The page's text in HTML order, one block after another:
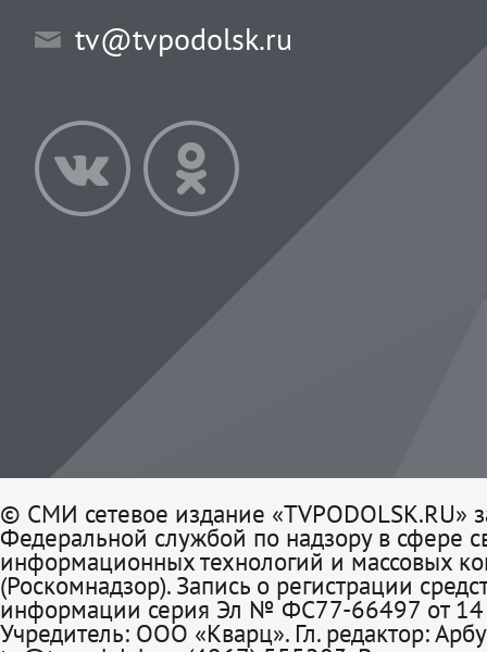
tv@tvpodolsk.ru
© СМИ сетевое издание «TVPODOLSK.RU»
Федеральной службой по надзору в сфере
информационных технологий и массовых
(Роскомнадзор). Запись о регистрации
информации серия Эл № ФС77-66497 от 14
Учредитель: ООО «Кварц». Гл. редактор: